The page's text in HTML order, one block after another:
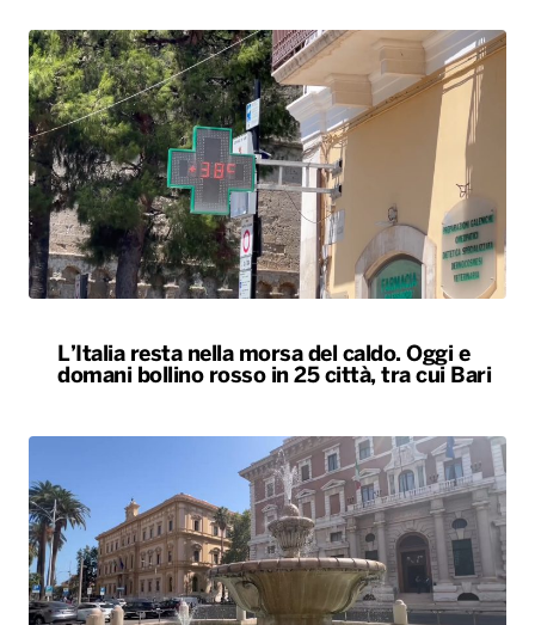
L’Italia resta nella morsa del caldo. Oggi e
domani bollino rosso in 25 città, tra cui Bari